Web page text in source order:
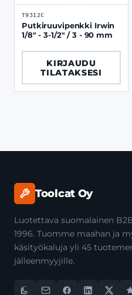
T9312C
Putkiruuvipenkki Irwin
1/8" - 3-1/2" / 3 - 90 mm
KIRJAUDU
TILATAKSESI
Toolcat Oy
Luotettava suomalainen
1996. Tuomme maahan ja
käsityökaluja yli 45
jälleenmyyjille.